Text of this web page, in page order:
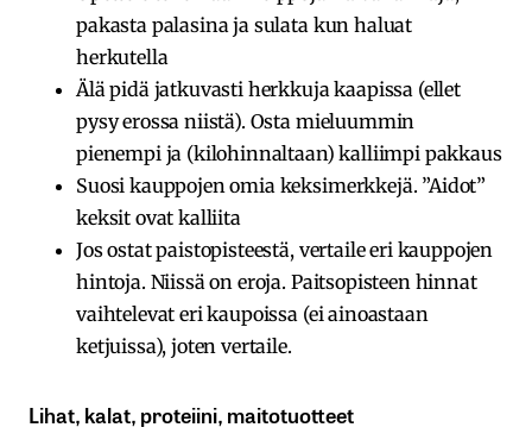
pakasta palasina ja sulata kun haluat
herkutella
Älä pidä jatkuvasti herkkuja kaapissa (ellet
pysy erossa niistä). Osta mieluummin
pienempi ja (kilohinnaltaan) kalliimpi pakkaus
Suosi kauppojen omia keksimerkkejä. ”Aidot”
keksit ovat kalliita
Jos ostat paistopisteestä, vertaile eri kauppojen
hintoja. Niissä on eroja. Paitsopisteen hinnat
vaihtelevat eri kaupoissa (ei ainoastaan
ketjuissa), joten vertaile.
Lihat, kalat, proteiini, maitotuotteet